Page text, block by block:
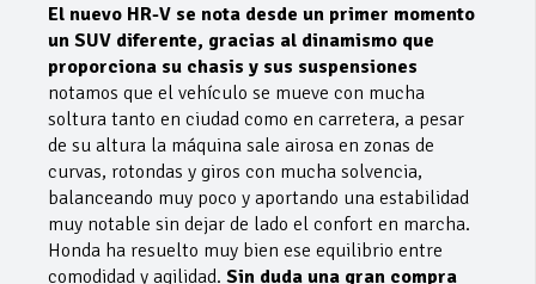
El nuevo HR-V se nota desde un primer momento
un SUV diferente, gracias al dinamismo que
proporciona su chasis y sus suspensiones
notamos que el vehículo se mueve con mucha
soltura tanto en ciudad como en carretera, a pesar
de su altura la máquina sale airosa en zonas de
curvas, rotondas y giros con mucha solvencia,
balanceando muy poco y aportando una estabilidad
muy notable sin dejar de lado el confort en marcha.
Honda ha resuelto muy bien ese equilibrio entre
comodidad y agilidad. Sin duda una gran compra